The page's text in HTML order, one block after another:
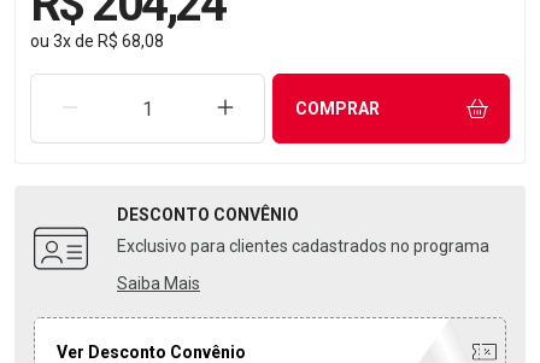
ou 3xde R$ 68,08
REMOVER UMA UNIDADEAUMENTAR UMA UNIDADE
COMPRAR
DESCONTO CONVÊNIO
Exclusivo para clientes cadastrados no programa
Saiba Mais
Ver Desconto Convênio